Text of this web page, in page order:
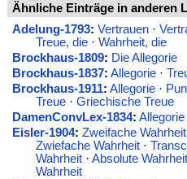
Ähnliche Einträge in anderen
Adelung-1793: Vertrauen·
Treue, die· Wahrheit, die
Brockhaus-1809: Die Allegorie
Brockhaus-1837: Allegorie·
Brockhaus-1911: Allegorie·
Treue· Griechische Treue
DamenConvLex-1834: Allegorie
Eisler-1904: Zweifache Wahrheit
Zwiefache Wahrheit·
Wahrheit· Absolute Wahrheit
Wahrheit